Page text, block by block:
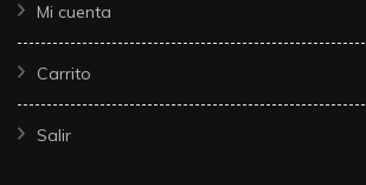
Mi cuenta
Carrito
Salir